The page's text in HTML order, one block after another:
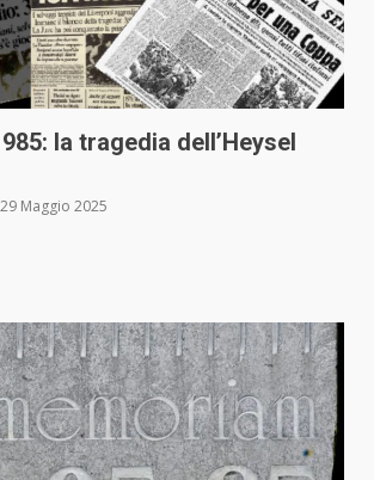
la tragedia dell’Heysel
29 Maggio 2025